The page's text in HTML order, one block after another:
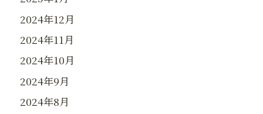
2024年12月
2024年11月
2024年10月
2024年9月
2024年8月